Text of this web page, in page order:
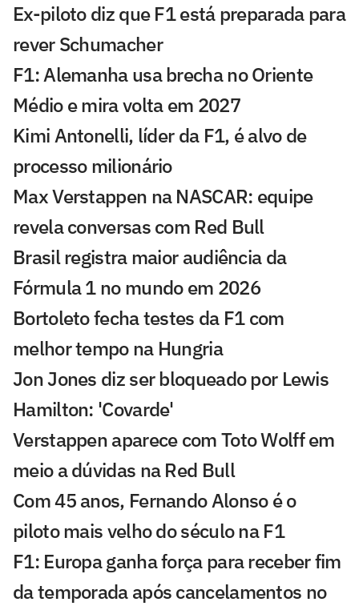
Ex-piloto diz que F1 está preparada para
rever Schumacher
F1: Alemanha usa brecha no Oriente
Médio e mira volta em 2027
Kimi Antonelli, líder da F1, é alvo de
processo milionário
Max Verstappen na NASCAR: equipe
revela conversas com Red Bull
Brasil registra maior audiência da
Fórmula 1 no mundo em 2026
Bortoleto fecha testes da F1 com
melhor tempo na Hungria
Jon Jones diz ser bloqueado por Lewis
Hamilton: 'Covarde'
Verstappen aparece com Toto Wolff em
meio a dúvidas na Red Bull
Com 45 anos, Fernando Alonso é o
piloto mais velho do século na F1
F1: Europa ganha força para receber fim
da temporada após cancelamentos no